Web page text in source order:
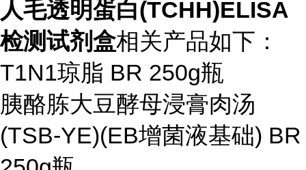
人毛透明蛋白(TCHH)ELISA
检测试剂盒相关产品如下：
T1N1琼脂 BR 250g瓶
胰酪胨大豆酵母浸膏肉汤
(TSB-YE)(EB增菌液基础) BR